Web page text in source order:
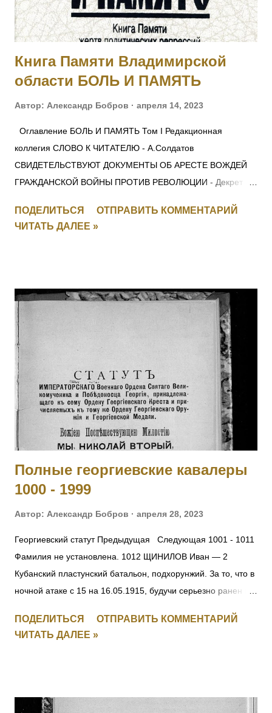
прапорщики за боевые отличия приказом
Главнокомандующего армиями Юго-Западного фронта No
Книга Памяти Владимирской
области БОЛЬ И ПАМЯТЬ
Автор: Александр Бобров апреля 14, 2023
Оглавление БОЛЬ И ПАМЯТЬ Том I Редакционная
коллегия СЛОВО К ЧИТАТЕЛЮ - А.Солдатов
СВИДЕТЕЛЬСТВУЮТ ДОКУМЕНТЫ ОБ АРЕСТЕ ВОЖДЕЙ
ГРАЖДАНСКОЙ ВОЙНЫ ПРОТИВ РЕВОЛЮЦИИ - Декрет
Постановление СНК 5 сентября 1918 г. ЛЕНИН —
МОЛОТОВУ: для членов Политбюро ОБ ОСОБОМ
ИЛИ СОВЕРШЕНИИ ТЕРРОРИСТИЧЕСКИХ АКТОВ -
Постановление Президиума ЦИК СССР 1 декабря 1934 г. О
ВНЕСЕНИИ ИЗМЕНЕНИЙ В ДЕЙСТВУЮЩИЕ УГОЛОВНО-
ПРОЦЕССУАЛЬНЫЕ КОДЕКСЫ СОЮЗНЫХ РЕСПУБЛИК -
Постановление ЦИК и СНК СССР 1 декабря 1934 г.
Решение ЦК ВКП(б) от 2.07.37 г. 94. – ОБ
АНТИСОВЕТСКИХ ЭЛЕМЕНТАХ О ВНЕСЕНИИ
ИЗМЕНЕНИЙ В ДЕЙСТВУЮЩИЕ УГОЛОВНО-
ПРОЦЕССУАЛЬНЫЕ КОДЕКСЫ СОЮЗНЫХ РЕСПУБЛИК -
ОПЕРАЦИИ ПО РЕПРЕССИРОВАНИЮ БЫВШИХ КУЛАКОВ,
УГОЛОВНИКОВ И ДР. АНТИСОВЕТСКИХ ЭЛЕМЕНТОВ Из
ПОДЕЛИТЬСЯ
ОТПРАВИТЬ КОММЕНТАРИЙ
ЧИТАТЬ ДАЛЕЕ »
Полные георгиевские кавалеры
1000 - 1999
Автор: Александр Бобров апреля 28, 2023
Георгиевский статут Предыдущая Следующая 1001 - 1011
Фамилия не установлена. 1012 ЩИНИЛОВ Иван — 2
Кубанский пластунский батальон, подхорунжий. За то, что в
ночной атаке с 15 на 16.05.1915, будучи серьезно ранен в
пулеметный огонь противника, первым взошел на
неприятельский берег, чем и увлек за собой своих
Дунковицы, командуя полусотней, выбил противника из
ПОДЕЛИТЬСЯ
ОТПРАВИТЬ КОММЕНТАРИЙ
ЧИТАТЬ ДАЛЕЕ »